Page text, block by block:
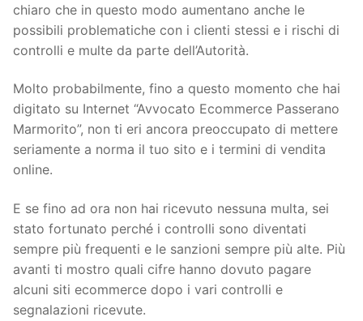
chiaro che in questo modo aumentano anche le
possibili problematiche con i clienti stessi e i rischi di
controlli e multe da parte dell’Autorità.
Molto probabilmente, fino a questo momento che hai
digitato su Internet “Avvocato Ecommerce Passerano
Marmorito”, non ti eri ancora preoccupato di mettere
seriamente a norma il tuo sito e i termini di vendita
online.
E se fino ad ora non hai ricevuto nessuna multa, sei
stato fortunato perché i controlli sono diventati
sempre più frequenti e le sanzioni sempre più alte. Più
avanti ti mostro quali cifre hanno dovuto pagare
alcuni siti ecommerce dopo i vari controlli e
segnalazioni ricevute.